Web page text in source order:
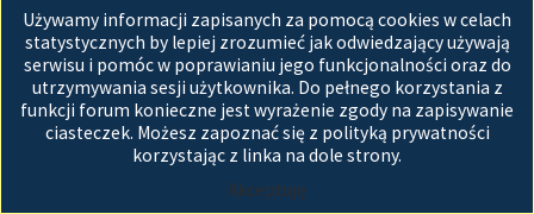
Używamy informacji zapisanych za pomocą cookies w celach
statystycznych by lepiej zrozumieć jak odwiedzający używają
serwisu i pomóc w poprawianiu jego funkcjonalności oraz do
utrzymywania sesji użytkownika. Do pełnego korzystania z
funkcji forum konieczne jest wyrażenie zgody na zapisywanie
ciasteczek. Możesz zapoznać się z polityką prywatności
korzystając z linka na dole strony.
Akceptuję